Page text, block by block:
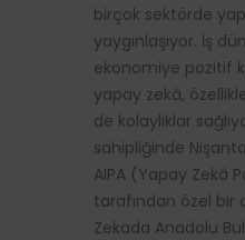
birçok sektörde
yaygınlaşıyor. İş
ekonomiye pozitif
yapay zekâ,
de kolaylıklar
sahipliğinde
AIPA (Yapay Zekâ
tarafından özel bir
Zekada Anadolu